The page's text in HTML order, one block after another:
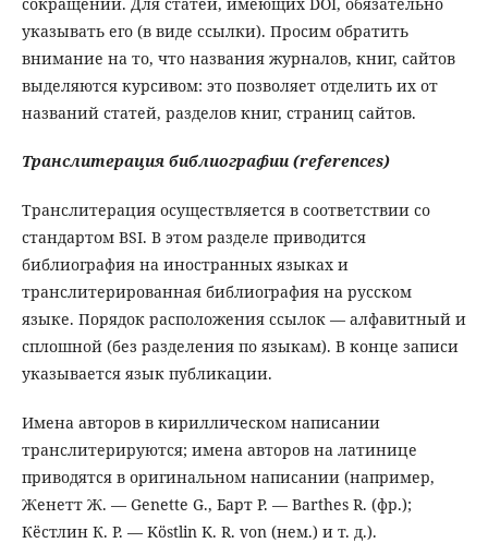
указывать его (в виде ссылки). Просим обратить
внимание на то, что названия журналов, книг, сайтов
выделяются курсивом: это позволяет отделить их от
названий статей, разделов книг, страниц сайтов.
Транслитерация библиографии (references)
Транслитерация осуществляется в соответствии со
стандартом BSI. В этом разделе приводится
библиография на иностранных языках и
транслитерированная библиография на русском
языке. Порядок расположения ссылок — алфавитный и
сплошной (без разделения по языкам). В конце записи
указывается язык публикации.
Имена авторов в кириллическом написании
транслитерируются; имена авторов на латинице
приводятся в оригинальном написании (например,
Женетт Ж. — Genette G., Барт Р. — Barthes R. (фр.);
Кёстлин К. Р. — Köstlin K. R. von (нем.) и т. д.).